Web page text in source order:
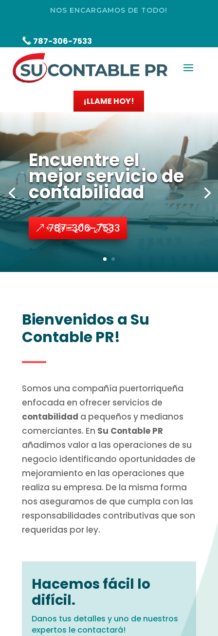
NOS ENCARGAMOS DE TODO!
787-306-7533
¡LLAME HOY!
Encuentre el
mejor servicio de
contabilidad
787-306-7533
Bienvenidos a Su
Contable PR!
Somos una compañía puertorriqueña
enfocada en ofrecer servicios de
contabilidad a pequeños y medianos
comerciantes. En Su Contable PR
añadimos valor a las operaciones de su
negocio identificando oportunidades de
mejoramiento en las operaciones que
realiza su empresa. De la misma forma
nos aseguramos de que cumpla con las
responsabilidades contributivas que son
requeridas por ley.
Hacemos fácil lo
difícil.
Danos tus detalles y uno de nuestros
expertos le contactará!